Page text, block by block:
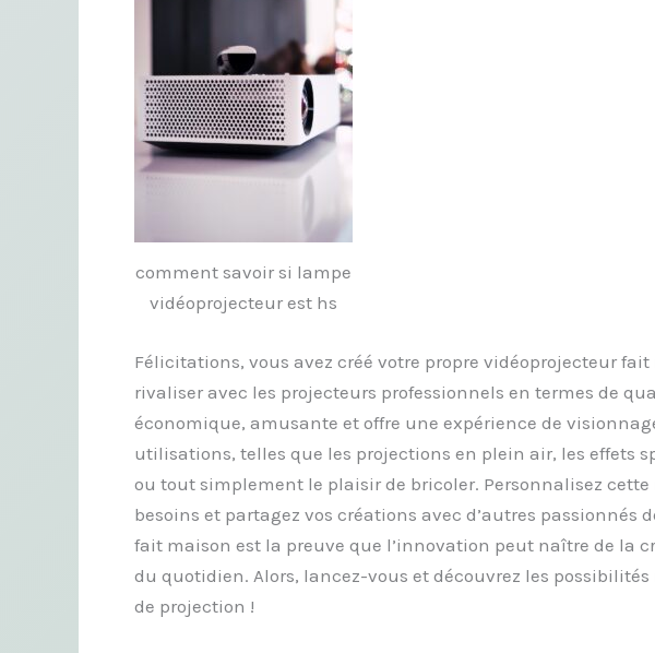
comment savoir si lampe
vidéoprojecteur est hs
Félicitations, vous avez créé votre propre vidéoprojecteur
rivaliser avec les projecteurs professionnels en termes de
économique, amusante et offre une expérience de
utilisations, telles que les projections en plein air, les effets
ou tout simplement le plaisir de bricoler. Personnalisez
besoins et partagez vos créations avec d’autres passionnés
fait maison est la preuve que l’innovation peut naître de la
du quotidien. Alors, lancez-vous et découvrez les
de projection !